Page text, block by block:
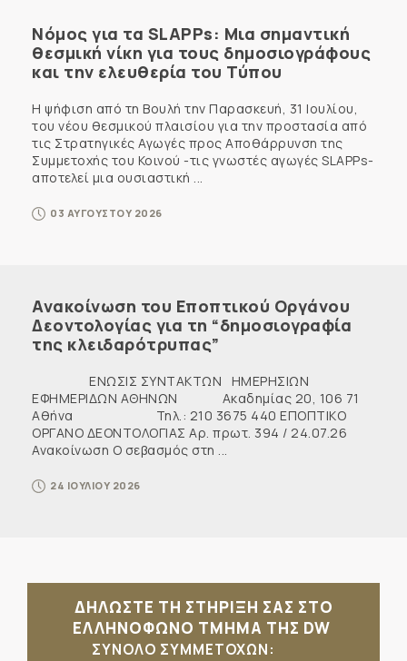
Νόμος για τα SLAPPs: Μια σημαντική
θεσμική νίκη για τους δημοσιογράφους
και την ελευθερία του Τύπου
Η ψήφιση από τη Βουλή την Παρασκευή, 31 Ιουλίου,
του νέου θεσμικού πλαισίου για την προστασία από
τις Στρατηγικές Αγωγές προς Αποθάρρυνση της
Συμμετοχής του Κοινού -τις γνωστές αγωγές SLAPPs-
αποτελεί μια ουσιαστική ...
03 ΑΥΓΟΥΣΤΟΥ 2026
Ανακοίνωση του Εποπτικού Οργάνου
Δεοντολογίας για τη “δημοσιογραφία
της κλειδαρότρυπας”
ΕΝΩΣΙΣ ΣΥΝΤΑΚΤΩΝ ΗΜΕΡΗΣΙΩΝ
ΕΦΗΜΕΡΙΔΩΝ ΑΘΗΝΩΝ Ακαδημίας 20, 106 71
Αθήνα Τηλ.: 210 3675 440 ΕΠΟΠΤΙΚΟ
ΟΡΓΑΝΟ ΔΕΟΝΤΟΛΟΓΙΑΣ Αρ. πρωτ. 394 / 24.07.26
Ανακοίνωση Ο σεβασμός στη ...
24 ΙΟΥΛΙΟΥ 2026
ΔΗΛΩΣΤΕ ΤΗ ΣΤΗΡΙΞΗ ΣΑΣ ΣΤΟ
ΕΛΛΗΝΟΦΩΝΟ ΤΜΗΜΑ ΤΗΣ DW
ΣΥΝΟΛΟ ΣΥΜΜΕΤΟΧΩΝ: